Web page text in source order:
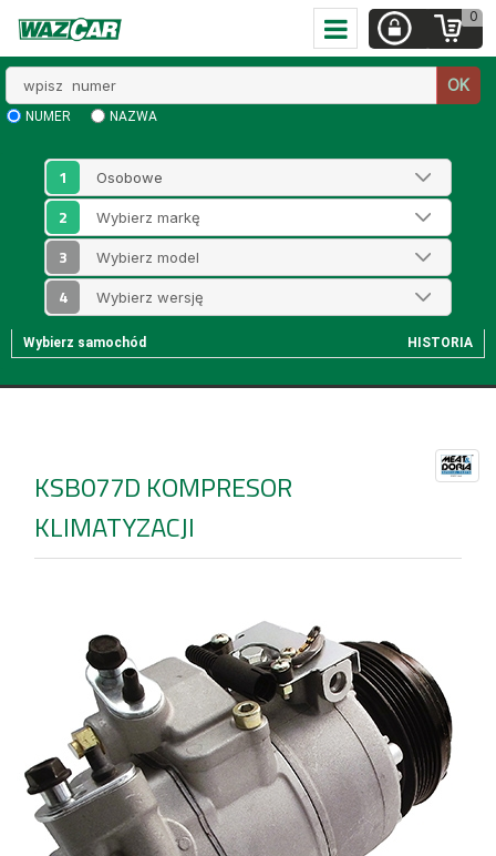
0
numer
OK
NUMER NAZWA
1
2
3
4
Wybierz samochód HISTORIA
KSB077D KOMPRESOR
KLIMATYZACJI